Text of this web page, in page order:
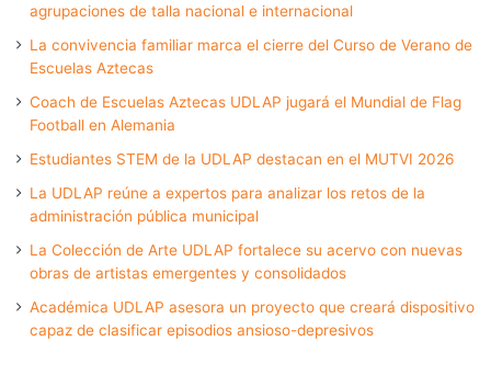
agrupaciones de talla nacional e internacional
La convivencia familiar marca el cierre del Curso de Verano de
Escuelas Aztecas
Coach de Escuelas Aztecas UDLAP jugará el Mundial de Flag
Football en Alemania
Estudiantes STEM de la UDLAP destacan en el MUTVI 2026
La UDLAP reúne a expertos para analizar los retos de la
administración pública municipal
La Colección de Arte UDLAP fortalece su acervo con nuevas
obras de artistas emergentes y consolidados
Académica UDLAP asesora un proyecto que creará dispositivo
capaz de clasificar episodios ansioso-depresivos